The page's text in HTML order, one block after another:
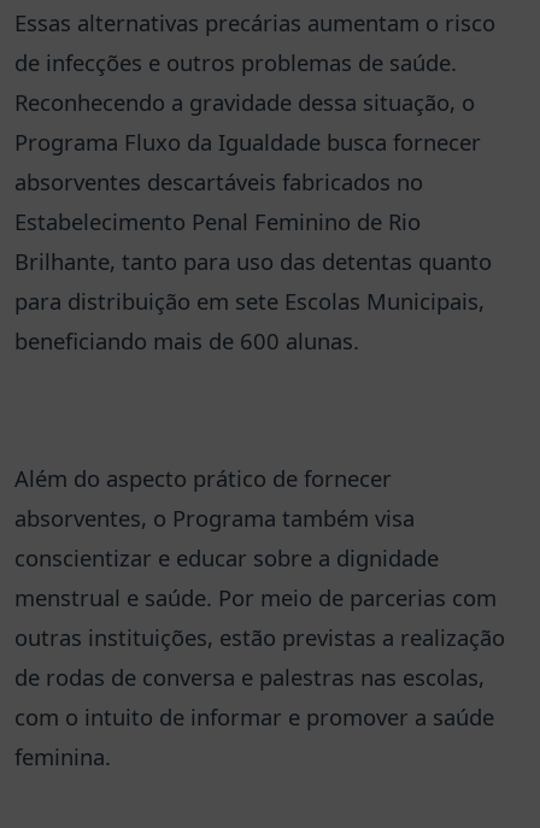
Essas alternativas precárias aumentam o risco
de infecções e outros problemas de saúde.
Reconhecendo a gravidade dessa situação, o
Programa Fluxo da Igualdade busca fornecer
absorventes descartáveis fabricados no
Estabelecimento Penal Feminino de Rio
Brilhante, tanto para uso das detentas quanto
para distribuição em sete Escolas Municipais,
beneficiando mais de 600 alunas.
Além do aspecto prático de fornecer
absorventes, o Programa também visa
conscientizar e educar sobre a dignidade
menstrual e saúde. Por meio de parcerias com
outras instituições, estão previstas a realização
de rodas de conversa e palestras nas escolas,
com o intuito de informar e promover a saúde
feminina.